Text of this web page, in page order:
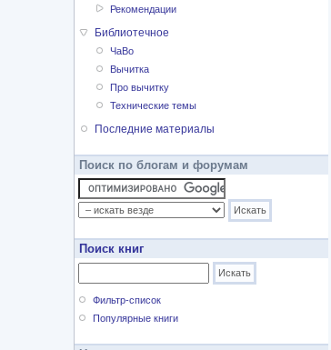
Рекомендации
Библиотечное
ЧаВо
Вычитка
Про вычитку
Технические темы
Последние материалы
Поиск по блогам и форумам
Поиск книг
Фильтр-список
Популярные книги